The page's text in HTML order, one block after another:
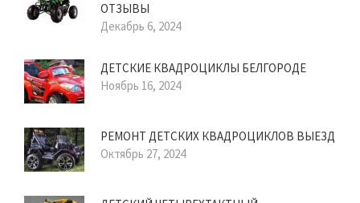
ОТЗЫВЫ
Декабрь 6, 2024
ДЕТСКИЕ КВАДРОЦИКЛЫ БЕЛГОРОДЕ
Ноябрь 16, 2024
РЕМОНТ ДЕТСКИХ КВАДРОЦИКЛОВ ВЫЕЗД
Октябрь 27, 2024